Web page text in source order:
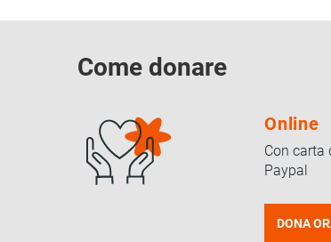
Come donare
Online
Con carta
Paypal
DONA